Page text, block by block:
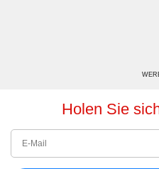
Holen Sie